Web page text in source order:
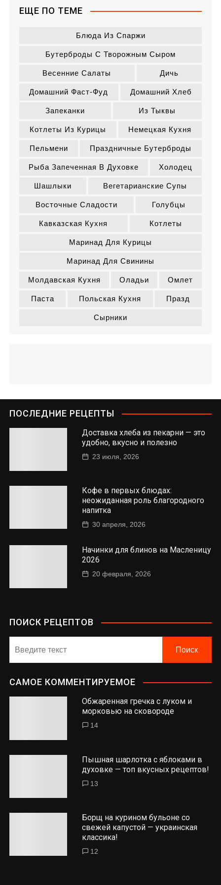
ЕЩЕ ПО ТЕМЕ
Блюда Из Спаржи
Бутерброды С Творожным Сыром
Весенние Салаты Дичь
Домашний Фаст-Фуд Домашний Хлеб
Запеканки Из Тыквы
Котлеты Из Курицы Немецкая Кухня
Пельмени Праздничные Бутерброды
Рыба Запеченная В Духовке Холодец
Шашлыки Вегетарианские Супы
Восточные Сладости Голубцы
Кавказская Кухня Котлеты
Маринад Для Курицы
Маринад Для Свинины
Молдавская Кухня Оладьи Омлет
Паста Польская Кухня Празд
Сырники
ПОСЛЕДНИЕ РЕЦЕПТЫ
Доставка хлеба из пекарни — это
удобно, вкусно и полезно
23 июля, 2026
Кофе в первых блюдах:
неожиданная роль благородного
напитка
30 апреля, 2026
Начинки для блинов на Масленицу
2026
20 февраля, 2026
ПОИСК РЕЦЕПТОВ
САМОЕ КОММЕНТИРУЕМОЕ
Обжаренная гречка с луком и
морковью на сковороде
14
Пышная шарлотка с яблоками в
духовке — топ вкусных рецептов!
13
Борщ на курином бульоне со
свежей капустой — украинская
классика!
12